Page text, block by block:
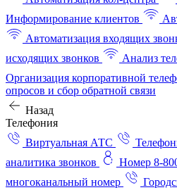
Информирование клиентов
Автоматизация входящих
исходящих звонков
Анализ
Организация корпоративной
опросов и сбор обратной связи
Назад
Телефония
Виртуальная АТС
аналитика звонков
Номер 8-
многоканальный номер